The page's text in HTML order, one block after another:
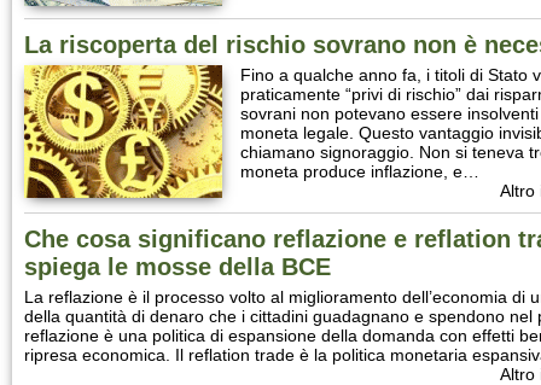
La riscoperta del rischio sovrano non è
Fino a qualche anno fa, i titoli di Stato
praticamente “privi di rischio” dai
sovrani non potevano essere
moneta legale. Questo vantaggio
chiamano signoraggio. Non si teneva
moneta produce inflazione, e…
Che cosa significano reflazione e reflation
spiega le mosse della BCE
La reflazione è il processo volto al miglioramento dell’economia di
della quantità di denaro che i cittadini guadagnano e spendono nel
reflazione è una politica di espansione della domanda con effetti
ripresa economica. Il reflation trade è la politica monetaria